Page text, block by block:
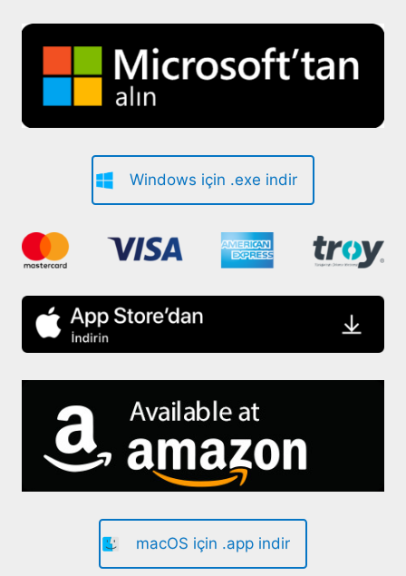
Windows için .exe indir
macOS için .app indir